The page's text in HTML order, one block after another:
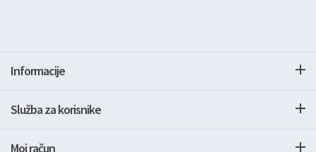
Informacije
Služba za korisnike
Moj račun